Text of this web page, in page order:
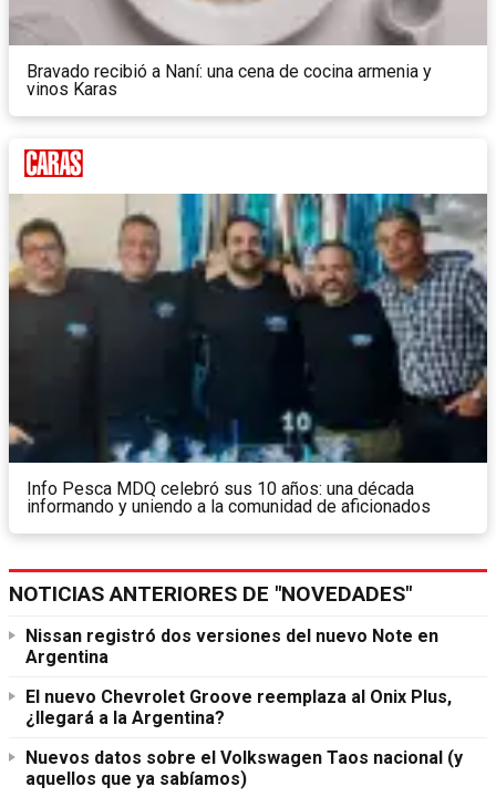
Bravado recibió a Naní: una cena de cocina armenia y
vinos Karas
Info Pesca MDQ celebró sus 10 años: una década
informando y uniendo a la comunidad de aficionados
NOTICIAS ANTERIORES DE "NOVEDADES"
Nissan registró dos versiones del nuevo Note en
Argentina
El nuevo Chevrolet Groove reemplaza al Onix Plus,
¿llegará a la Argentina?
Nuevos datos sobre el Volkswagen Taos nacional (y
aquellos que ya sabíamos)